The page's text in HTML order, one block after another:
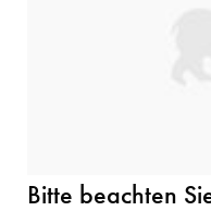
Bitte beachten